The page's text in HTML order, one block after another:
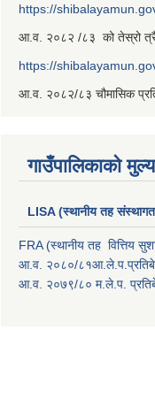
https://
आ.व. २०८२ /८३ को तेस्रो
https://
आ.व. २०८२/८३ चौमासिक
गाउँपालिकाको
LISA (स्थानीय तह
FRA (स्थानीय तह वित्तिय
आ.व. २०८०/
आ.व. २०७९/८० म.ले.प.